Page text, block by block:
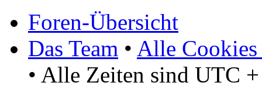
Foren-Übersicht
Das Team • Alle Cookies
• Alle Zeiten sind UTC